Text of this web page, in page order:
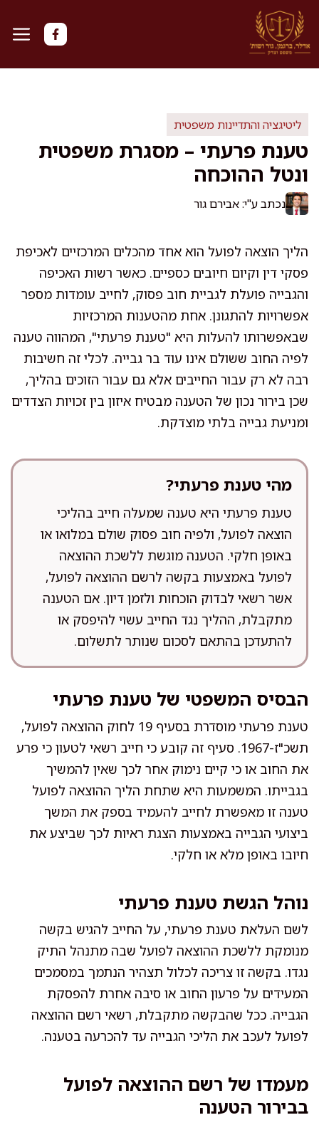
לדלג
לתוכן
ליטיגציה והתדיינות משפטית
טענת פרעתי – מסגרת משפטית
ונטל ההוכחה
נכתב ע"י: אבירם גור
הליך הוצאה לפועל הוא אחד מהכלים המרכזיים לאכיפת
פסקי דין וקיום חיובים כספיים. כאשר רשות האכיפה
והגבייה פועלת לגביית חוב פסוק, לחייב עומדות מספר
אפשרויות להתגונן. אחת מהטענות המרכזיות
שבאפשרותו להעלות היא "טענת פרעתי", המהווה טענה
לפיה החוב ששולם אינו עוד בר גבייה. לכלי זה חשיבות
רבה לא רק עבור החייבים אלא גם עבור הזוכים בהליך,
שכן בירור נכון של הטענה מבטיח איזון בין זכויות הצדדים
ומניעת גבייה בלתי מוצדקת.
מהי טענת פרעתי?
טענת פרעתי היא טענה שמעלה חייב בהליכי
הוצאה לפועל, ולפיה חוב פסוק שולם במלואו או
באופן חלקי. הטענה מוגשת ללשכת ההוצאה
לפועל באמצעות בקשה לרשם ההוצאה לפועל,
אשר רשאי לבדוק הוכחות ולזמן דיון. אם הטענה
מתקבלת, ההליך נגד החייב עשוי להיפסק או
להתעדכן בהתאם לסכום שנותר לתשלום.
הבסיס המשפטי של טענת פרעתי
טענת פרעתי מוסדרת בסעיף 19 לחוק ההוצאה לפועל,
תשכ"ז-1967. סעיף זה קובע כי חייב רשאי לטעון כי פרע
את החוב או כי קיים נימוק אחר לכך שאין להמשיך
בגבייתו. המשמעות היא שתחת הליך ההוצאה לפועל
טענה זו מאפשרת לחייב להעמיד בספק את המשך
ביצועי הגבייה באמצעות הצגת ראיות לכך שביצע את
חיובו באופן מלא או חלקי.
נוהל הגשת טענת פרעתי
לשם העלאת טענת פרעתי, על החייב להגיש בקשה
מנומקת ללשכת ההוצאה לפועל שבה מתנהל התיק
נגדו. בקשה זו צריכה לכלול תצהיר הנתמך במסמכים
המעידים על פרעון החוב או סיבה אחרת להפסקת
הגבייה. ככל שהבקשה מתקבלת, רשאי רשם ההוצאה
לפועל לעכב את הליכי הגבייה עד להכרעה בטענה.
מעמדו של רשם ההוצאה לפועל
בבירור הטענה